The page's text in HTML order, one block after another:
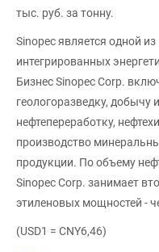
тыс. руб. за тонну.
Sinopec является одной
интегрированных
Бизнес Sinopec Corp.
геологоразведку, добычу
нефтепереработку,
производство
продукции. По объему
Sinopec Corp. занимает
этиленовых мощностей -
(USD1 = CNY6,46)